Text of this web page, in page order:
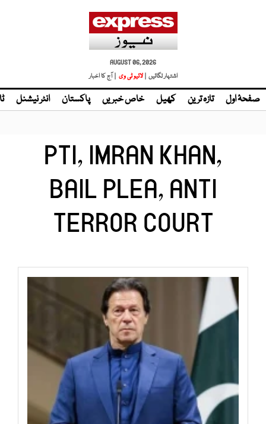
AUGUST 06, 2026
اشتہار لگائیں |
| آج کا اخبار
صفحۂ اول تازہ ترین کھیل خاص خبریں پاکستان انٹر نیشنل
PTI, IMRAN KHAN,
BAIL PLEA, ANTI
TERROR COURT